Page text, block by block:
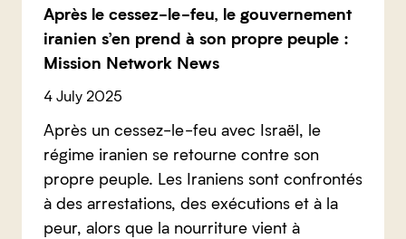
Après le cessez-le-feu, le gouvernement
iranien s’en prend à son propre peuple :
Mission Network News
4 July 2025
Après un cessez-le-feu avec Israël, le
régime iranien se retourne contre son
propre peuple. Les Iraniens sont confrontés
à des arrestations, des exécutions et à la
peur, alors que la nourriture vient à